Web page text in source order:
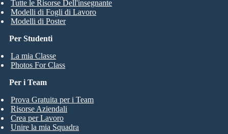
Per Studenti
La mia Classe
Photos For Class
Tutte le Risorse Dell'insegnante
Modelli di Fogli di Lavoro
Modelli di Poster
Per i Team
Prova Gratuita per i Team
Risorse Aziendali
Crea per Lavoro
Unire la mia Squadra